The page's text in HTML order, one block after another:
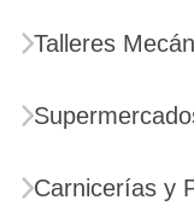
Talleres
Carnicerías y